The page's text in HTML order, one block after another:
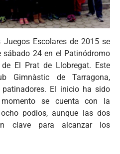
Escolares de 2015 se
24 en el Patinódromo
El Prat de Llobregat. Este
Gimnàstic de Tarragona,
El inicio ha sido
se cuenta con la
podios, aunque las dos
clave para alcanzar los